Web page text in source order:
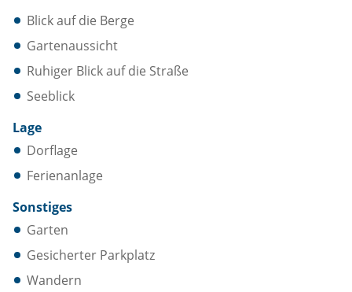
Blick auf die Berge
Gartenaussicht
Ruhiger Blick auf die Straße
Seeblick
Lage
Dorflage
Ferienanlage
Sonstiges
Garten
Gesicherter Parkplatz
Wandern